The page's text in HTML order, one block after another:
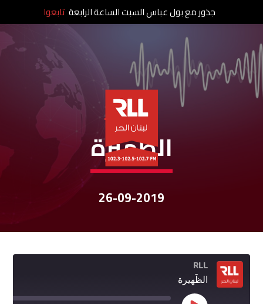
نشرات الأخبار
الظّهيرة
26-09-2019
RLL
الظّهيرة
جذور مع بول عباس السبت الساعة الرابعة تابعوا